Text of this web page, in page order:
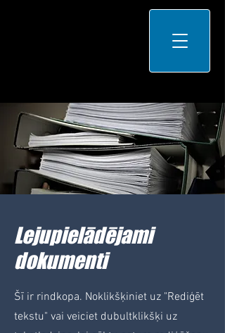
Lejupielādējami
dokumenti
Šī ir rindkopa. Noklikšķiniet uz "Rediģēt
tekstu" vai veiciet dubultklikšķi uz